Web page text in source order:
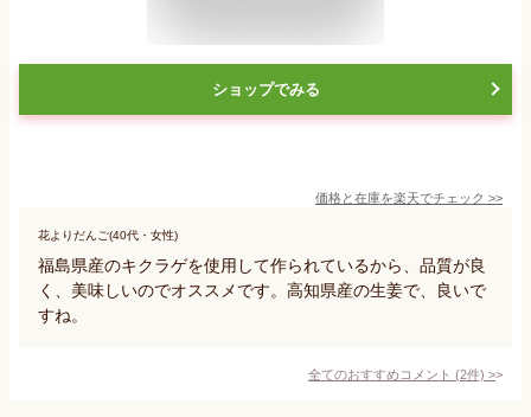
ショップでみる
価格と在庫を楽天でチェック >>
花よりだんご(40代・女性)
福島県産のキクラゲを使用して作られているから、品質が良
く、美味しいのでオススメです。高知県産の生姜で、良いで
すね。
全てのおすすめコメント (2件) >